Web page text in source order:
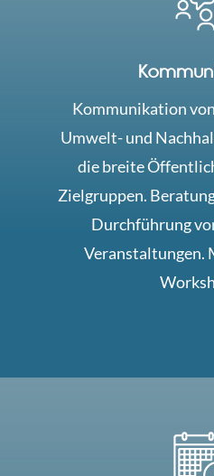
Kommunikation
Umwelt- und
die breite
Zielgruppen.
Durchführung
Veranstaltungen.